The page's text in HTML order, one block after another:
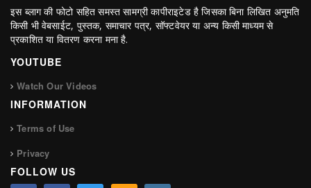
इस ब्लाग की फोटो सहित समस्त सामग्री कापीराइटेड है जिसका बिना लिखित अनुमति
किसी भी वेबसाईट, पुस्तक, समाचार पत्र, सॉफ्टवेयर या अन्य किसी माध्यम से
प्रकाशित या वितरण करना मना है.
YOUTUBE
Watch Our Videos
INFORMATION
Terms of Use
Privacy
FOLLOW US